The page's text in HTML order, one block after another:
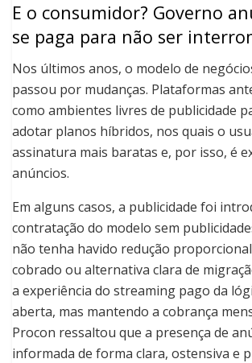
E o consumidor? Governo
se paga para não ser
Nos últimos anos, o modelo de
passou por mudanças. Plataformas
como ambientes livres de publicidade
adotar planos híbridos, nos quais o
assinatura mais baratas e, por isso, é
anúncios.
Em alguns casos, a publicidade foi
contratação do modelo sem
não tenha havido redução
cobrado ou alternativa clara de
a experiência do streaming pago da
aberta, mas mantendo a cobrança
Procon ressaltou que a presença de
informada de forma clara, ostensiva e